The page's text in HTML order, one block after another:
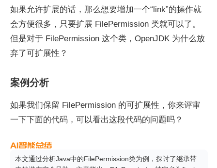
如果允许扩展的话，那么想要增加一个“link”的操作就
会方便很多，只要扩展 FilePermission 类就可以了。
但是对于 FilePermission 这个类，OpenJDK 为什么放
弃了可扩展性？
案例分析
如果我们保留 FilePermission 的可扩展性，你来评审
一下下面的代码，可以看出这段代码的问题吗？
本文通过分析Java中的FilePermission类为例，探讨了继承带